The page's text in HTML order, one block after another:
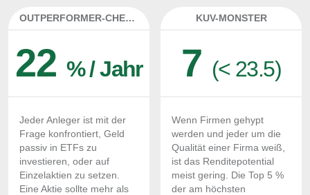
OUTPERFORMER-CHECK
22 % / Jahr
Jeder Anleger ist mit der
Frage konfrontiert, Geld
passiv in ETFs zu
investieren, oder auf
Einzelaktien zu setzen.
Eine Aktie sollte mehr als
KUV-MONSTER
7 (< 23.5)
Wenn Firmen gehypt
werden und jeder um die
Qualität einer Firma weiß,
ist das Renditepotential
meist gering. Die Top 5 %
der am höchsten